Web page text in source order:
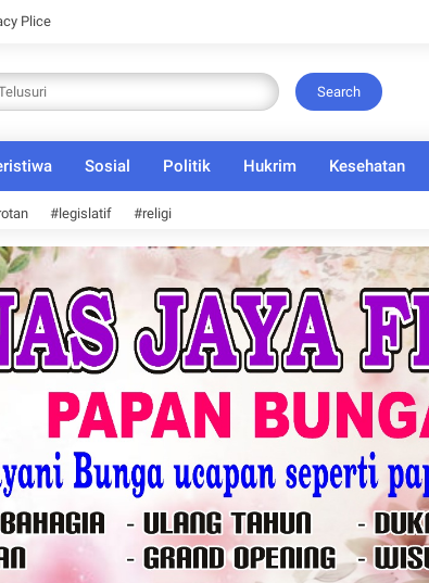
Plice
Search
Sosial Politik Hukrim Kesehatan
#legislatif #religi